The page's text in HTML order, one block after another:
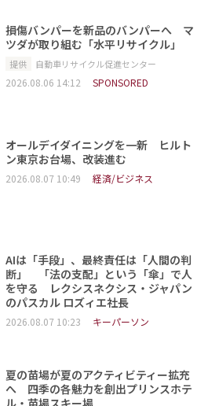
損傷バンパーを新品のバンパーへ マ
ツダが取り組む「水平リサイクル」
提供 自動車リサイクル促進センター
2026.08.06 14:12 SPONSORED
オールデイダイニングを一新 ヒルト
ン東京お台場、改装進む
2026.08.07 10:49 経済/ビジネス
AIは「手段」、最終責任は「人間の判
断」 「法の支配」という「傘」で人
を守る レクシスネクシス・ジャパン
のパスカル ロズィエ社長
2026.08.07 10:23 キーパーソン
夏の苗場が夏のアクティビティー拡充
へ 四季の各魅力を創出プリンスホテ